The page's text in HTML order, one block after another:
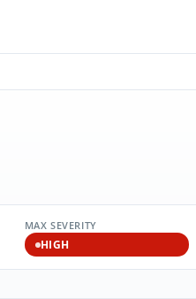
MAX SEVERITY
HIGH